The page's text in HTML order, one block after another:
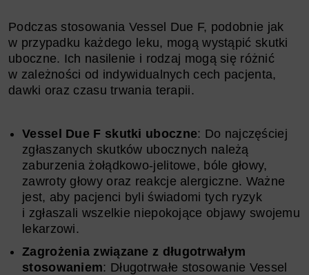
Podczas stosowania Vessel Due F, podobnie jak
w przypadku każdego leku, mogą wystąpić skutki
uboczne. Ich nasilenie i rodzaj mogą się różnić
w zależności od indywidualnych cech pacjenta,
dawki oraz czasu trwania terapii.
Vessel Due F skutki uboczne: Do najczęściej
zgłaszanych skutków ubocznych należą
zaburzenia żołądkowo-jelitowe, bóle głowy,
zawroty głowy oraz reakcje alergiczne. Ważne
jest, aby pacjenci byli świadomi tych ryzyk
i zgłaszali wszelkie niepokojące objawy swojemu
lekarzowi.
Zagrożenia związane z długotrwałym
stosowaniem: Długotrwałe stosowanie Vessel